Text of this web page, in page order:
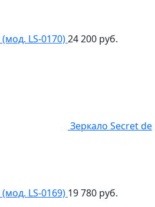
LS-0170)24 200 руб.
Зеркало Secret de
LS-0169) 19 780 руб.